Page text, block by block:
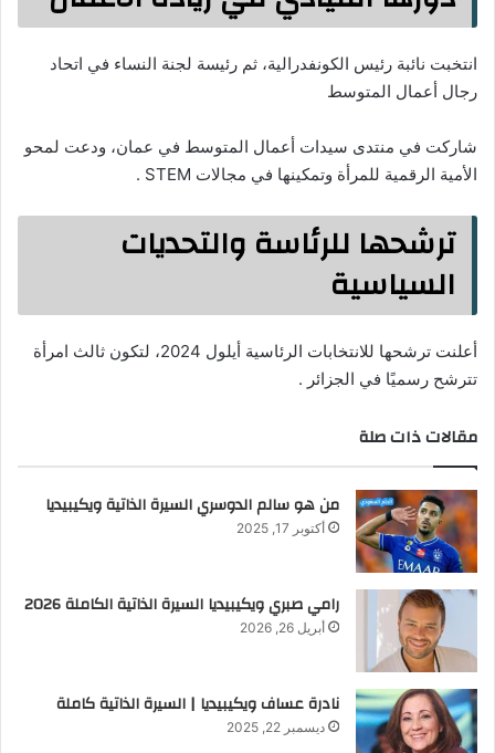
انتخبت نائبة رئيس الكونفدرالية، ثم رئيسة لجنة النساء في اتحاد
رجال أعمال المتوسط
شاركت في منتدى سيدات أعمال المتوسط في عمان، ودعت لمحو
الأمية الرقمية للمرأة وتمكينها في مجالات STEM .
ترشحها للرئاسة والتحديات
السياسية
أعلنت ترشحها للانتخابات الرئاسية أيلول 2024، لتكون ثالث امرأة
تترشح رسميًا في الجزائر .
مقالات ذات صلة
من هو سالم الدوسري السيرة الذاتية ويكيبيديا
أكتوبر 17, 2025
رامي صبري ويكيبيديا السيرة الذاتية الكاملة 2026
أبريل 26, 2026
نادرة عساف ويكيبيديا | السيرة الذاتية كاملة
ديسمبر 22, 2025